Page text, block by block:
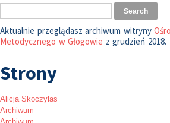
Aktualnie przeglądasz archiwum witryny
Metodycznego w Głogowie z grudzień 2018.
Strony
Alicja Skoczylas
Archiwum